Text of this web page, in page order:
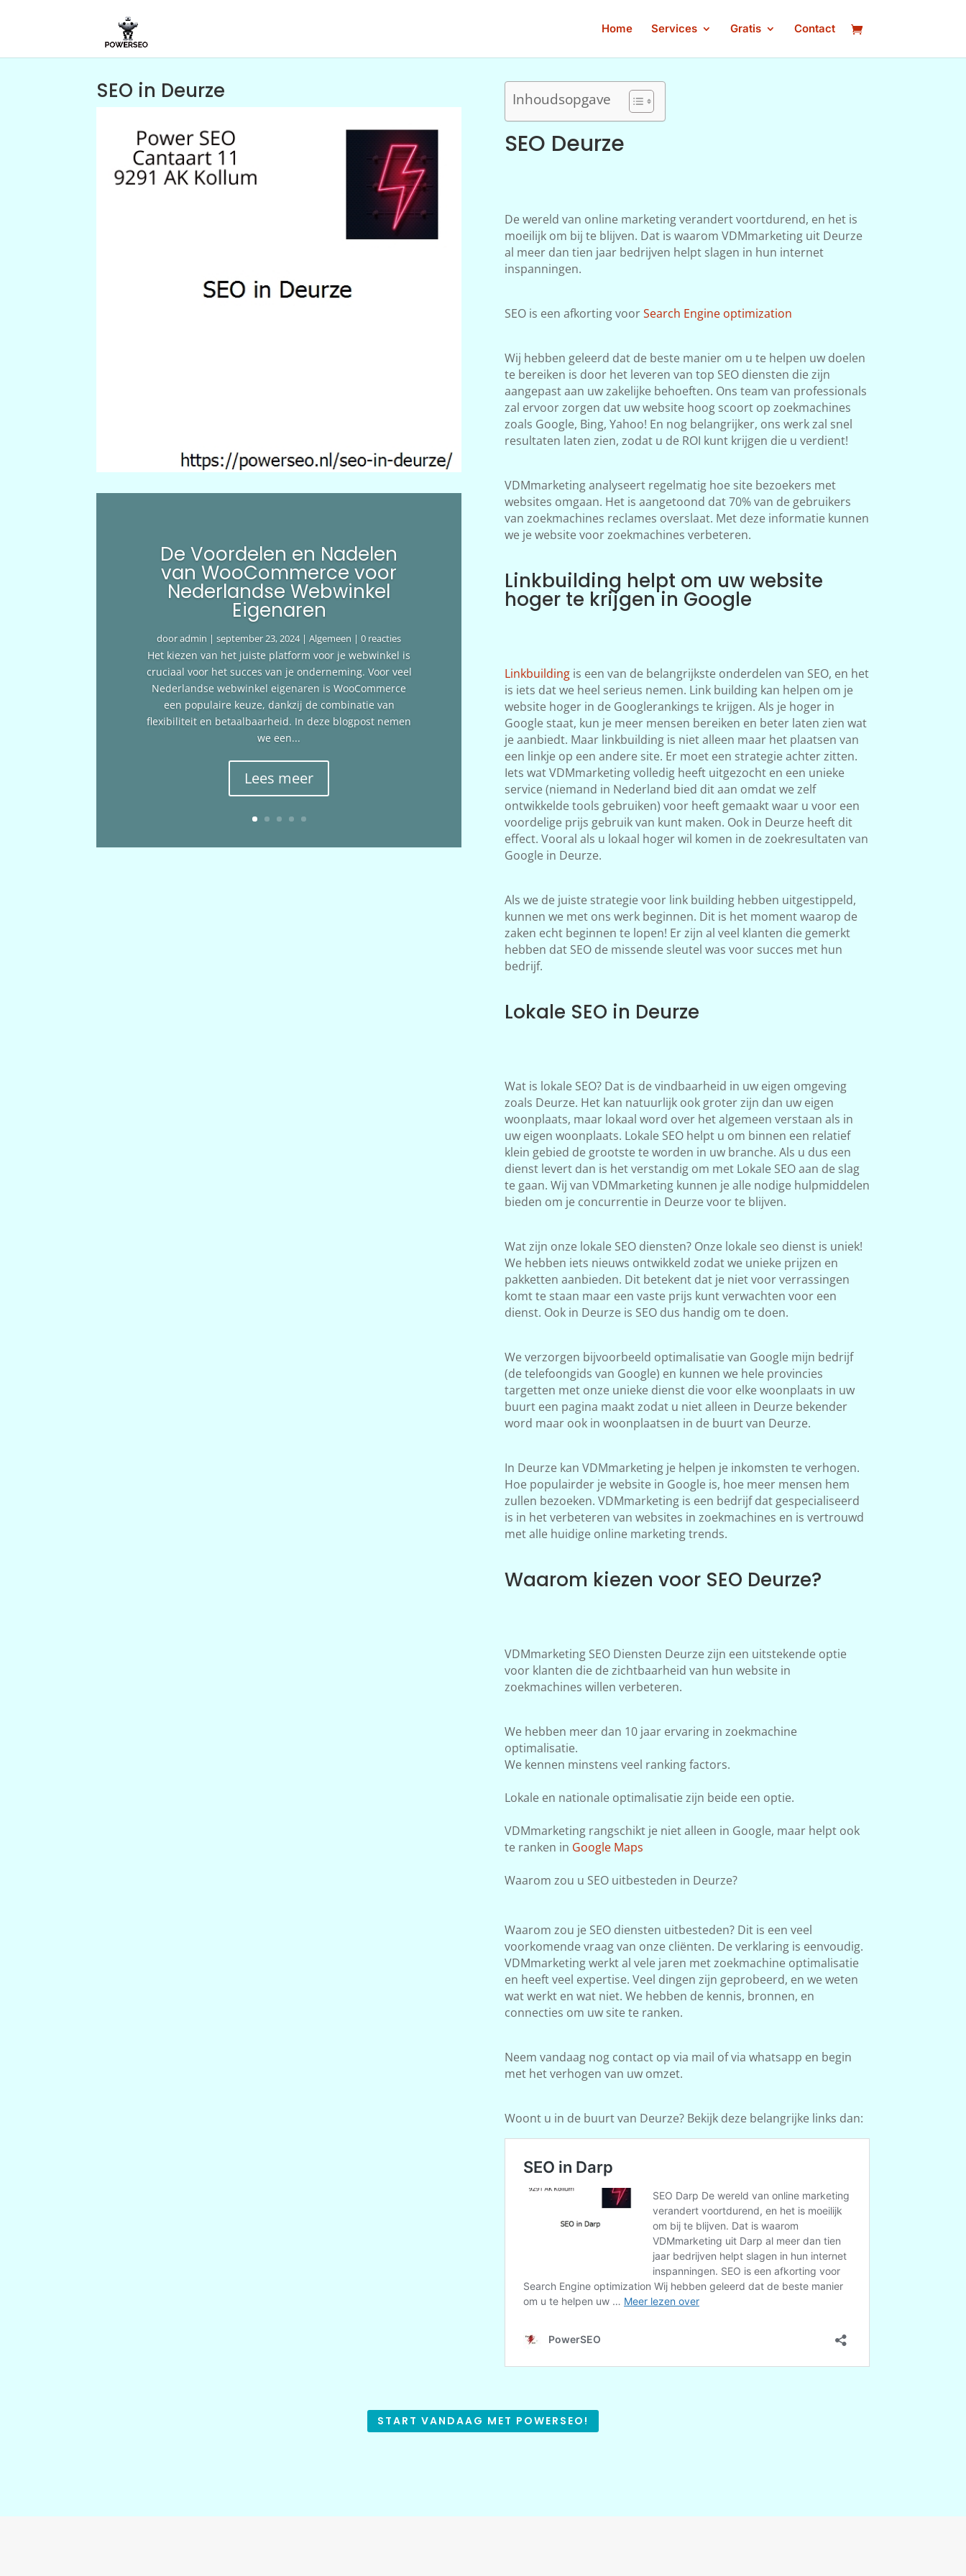
Home Services Gratis Contact
SEO in Deurze
De Voordelen en Nadelen
van WooCommerce voor
Nederlandse Webwinkel
Eigenaren
dooradmin |september 23, 2024|Algemeen | 0 reacties
Het kiezen van het juiste platform voor je webwinkel is
cruciaal voor het succes van je onderneming. Voor veel
Nederlandse webwinkel eigenaren is WooCommerce
een populaire keuze, dankzij de combinatie van
flexibiliteit en betaalbaarheid. In deze blogpost nemen
we een...
Lees meer
Inhoudsopgave
SEO Deurze
De wereld van online marketing verandert voortdurend, en het is
moeilijk om bij te blijven. Dat is waarom VDMmarketing uit Deurze
al meer dan tien jaar bedrijven helpt slagen in hun internet
inspanningen.
SEO is een afkorting voorSearch Engine optimization
Wij hebben geleerd dat de beste manier om u te helpen uw doelen
te bereiken is door het leveren van top SEO diensten die zijn
aangepast aan uw zakelijke behoeften. Ons team van professionals
zal ervoor zorgen dat uw website hoog scoort op zoekmachines
zoals Google, Bing, Yahoo! En nog belangrijker, ons werk zal snel
resultaten laten zien, zodat u de ROI kunt krijgen die u verdient!
VDMmarketing analyseert regelmatig hoe site bezoekers met
websites omgaan. Het is aangetoond dat 70% van de gebruikers
van zoekmachines reclames overslaat. Met deze informatie kunnen
we je website voor zoekmachines verbeteren.
Linkbuilding helpt om uw website
hoger te krijgen in Google
Linkbuildingis een van de belangrijkste onderdelen van SEO, en het
is iets dat we heel serieus nemen. Link building kan helpen om je
website hoger in de Googlerankings te krijgen. Als je hoger in
Google staat, kun je meer mensen bereiken en beter laten zien wat
je aanbiedt. Maar linkbuilding is niet alleen maar het plaatsen van
een linkje op een andere site. Er moet een strategie achter zitten.
Iets wat VDMmarketing volledig heeft uitgezocht en een unieke
service (niemand in Nederland bied dit aan omdat we zelf
ontwikkelde tools gebruiken) voor heeft gemaakt waar u voor een
voordelige prijs gebruik van kunt maken. Ook in Deurze heeft dit
effect. Vooral als u lokaal hoger wil komen in de zoekresultaten van
Google in Deurze.
Als we de juiste strategie voor link building hebben uitgestippeld,
kunnen we met ons werk beginnen. Dit is het moment waarop de
zaken echt beginnen te lopen! Er zijn al veel klanten die gemerkt
hebben dat SEO de missende sleutel was voor succes met hun
bedrijf.
Lokale SEO in Deurze
Wat is lokale SEO? Dat is de vindbaarheid in uw eigen omgeving
zoals Deurze. Het kan natuurlijk ook groter zijn dan uw eigen
woonplaats, maar lokaal word over het algemeen verstaan als in
uw eigen woonplaats. Lokale SEO helpt u om binnen een relatief
klein gebied de grootste te worden in uw branche. Als u dus een
dienst levert dan is het verstandig om met Lokale SEO aan de slag
te gaan. Wij van VDMmarketing kunnen je alle nodige hulpmiddelen
bieden om je concurrentie in Deurze voor te blijven.
Wat zijn onze lokale SEO diensten? Onze lokale seo dienst is uniek!
We hebben iets nieuws ontwikkeld zodat we unieke prijzen en
pakketten aanbieden. Dit betekent dat je niet voor verrassingen
komt te staan maar een vaste prijs kunt verwachten voor een
dienst. Ook in Deurze is SEO dus handig om te doen.
We verzorgen bijvoorbeeld optimalisatie van Google mijn bedrijf
(de telefoongids van Google) en kunnen we hele provincies
targetten met onze unieke dienst die voor elke woonplaats in uw
buurt een pagina maakt zodat u niet alleen in Deurze bekender
word maar ook in woonplaatsen in de buurt van Deurze.
In Deurze kan VDMmarketing je helpen je inkomsten te verhogen.
Hoe populairder je website in Google is, hoe meer mensen hem
zullen bezoeken. VDMmarketing is een bedrijf dat gespecialiseerd
is in het verbeteren van websites in zoekmachines en is vertrouwd
met alle huidige online marketing trends.
Waarom kiezen voor SEO Deurze?
VDMmarketing SEO Diensten Deurze zijn een uitstekende optie
voor klanten die de zichtbaarheid van hun website in
zoekmachines willen verbeteren.
We hebben meer dan 10 jaar ervaring in zoekmachine
optimalisatie.
We kennen minstens veel ranking factors.
Lokale en nationale optimalisatie zijn beide een optie.
VDMmarketing rangschikt je niet alleen in Google, maar helpt ook
te ranken in Google Maps
Waarom zou u SEO uitbesteden in Deurze?
Waarom zou je SEO diensten uitbesteden? Dit is een veel
voorkomende vraag van onze cliënten. De verklaring is eenvoudig.
VDMmarketing werkt al vele jaren met zoekmachine optimalisatie
en heeft veel expertise. Veel dingen zijn geprobeerd, en we weten
wat werkt en wat niet. We hebben de kennis, bronnen, en
connecties om uw site te ranken.
Neem vandaag nog contact op via mail of via whatsapp en begin
met het verhogen van uw omzet.
Woont u in de buurt van Deurze? Bekijk deze belangrijke links dan:
START VANDAAG MET POWERSEO!